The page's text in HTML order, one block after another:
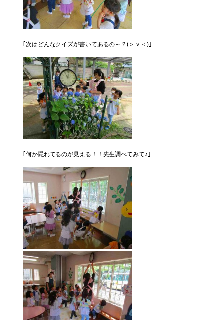
｢次はどんなクイズが書いてあるの～？(＞ｖ＜)｣
｢何か隠れてるのが見える！！先生調べてみて♪｣